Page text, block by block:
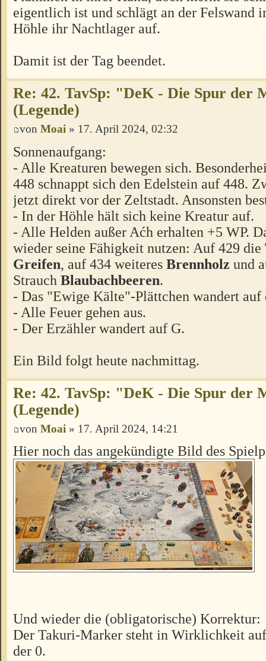
eigentlich ist und schlägt an der Felswand
Höhle ihr Nachtlager auf.
Damit ist der Tag beendet.
Re: 42. TavSp: "DeK - Die Spur der
(Legende)
von Moai » 17. April 2024, 02:32
Sonnenaufgang:
- Alle Kreaturen bewegen sich.
448 schnappt sich den Edelstein auf 448.
jetzt direkt vor der Zeltstadt. Ansonsten
- In der Höhle hält sich keine Kreatur auf.
- Alle Helden außer Aćh erhalten +5 WP.
wieder seine Fähigkeit nutzen: Auf 429 die
Greifen, auf 434 weiteres Brennholz und
Strauch Blaubachbeeren.
- Das "Ewige Kälte"-Plättchen wandert auf
- Alle Feuer gehen aus.
- Der Erzähler wandert auf G.
Ein Bild folgt heute nachmittag.
Re: 42. TavSp: "DeK - Die Spur der
(Legende)
von Moai » 17. April 2024, 14:21
Hier noch das angekündigte Bild des
Und wieder die (obligatorische) Korrektur:
Der Takuri-Marker steht in Wirklichkeit
der 0.